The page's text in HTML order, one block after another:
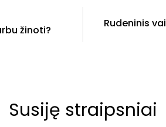
žinoti?
Rudeninis
Susiję straipsniai